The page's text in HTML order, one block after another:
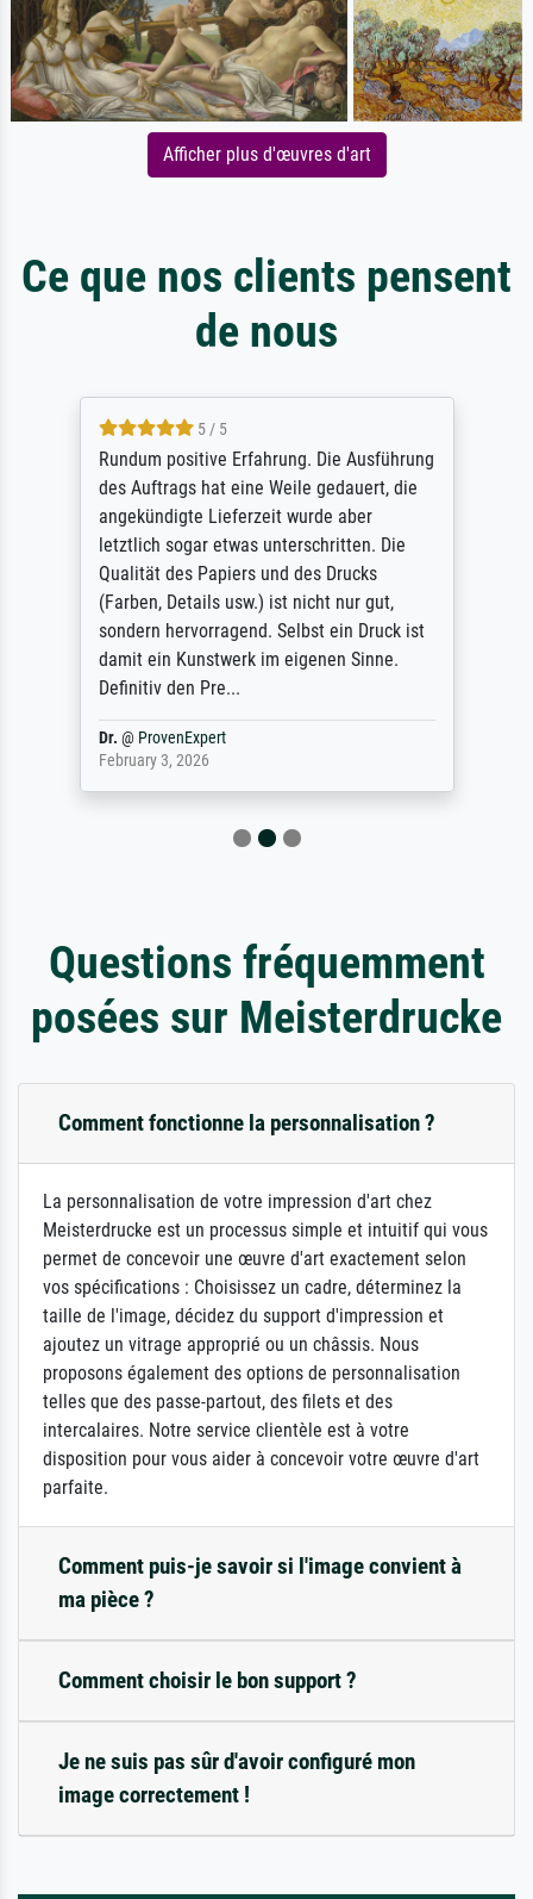
Afficher plus d'œuvres d'art
Ce que nos clients pensent
de nous
5 / 5
Rundum positive Erfahrung. Die Ausführung
des Auftrags hat eine Weile gedauert, die
angekündigte Lieferzeit wurde aber
letztlich sogar etwas unterschritten. Die
Qualität des Papiers und des Drucks
(Farben, Details usw.) ist nicht nur gut,
sondern hervorragend. Selbst ein Druck ist
damit ein Kunstwerk im eigenen Sinne.
Definitiv den Pre...
Dr. @ ProvenExpert
February 3, 2026
Questions fréquemment
posées sur Meisterdrucke
Comment fonctionne la personnalisation ?
La personnalisation de votre impression d'art chez
Meisterdrucke est un processus simple et intuitif qui vous
permet de concevoir une œuvre d'art exactement selon
vos spécifications : Choisissez un cadre, déterminez la
taille de l'image, décidez du support d'impression et
ajoutez un vitrage approprié ou un châssis. Nous
proposons également des options de personnalisation
telles que des passe-partout, des filets et des
intercalaires. Notre service clientèle est à votre
disposition pour vous aider à concevoir votre œuvre d'art
parfaite.
Comment puis-je savoir si l'image convient à
ma pièce ?
Comment choisir le bon support ?
Je ne suis pas sûr d'avoir configuré mon
image correctement !